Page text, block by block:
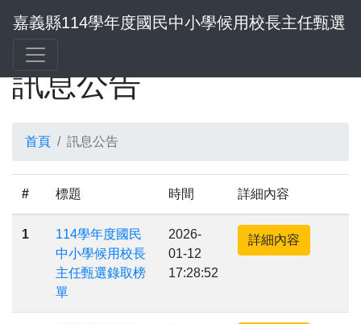
嘉義縣114學年度國民中小學候用校長主任甄選
訊息公告
首頁 訊息公告
# 標題 時間 詳細內容
1
114學年度國民
中小學候用校長
主任甄選錄取榜
單
2026-
01-12
17:28:52
詳細內容